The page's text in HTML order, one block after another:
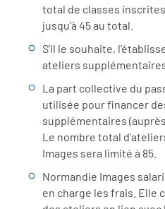
total de classes
jusqu’à 45 au total.
S’il le souhaite,
ateliers
La part collective du
utilisée pour financer
supplémentaires
Le nombre total
Images sera limité à 85.
Normandie Images
en charge les frais. Elle